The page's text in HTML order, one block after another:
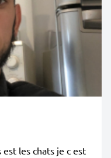
les chats je c est